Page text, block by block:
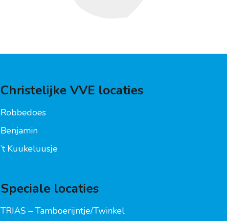
Christelijke VVE locaties
Robbedoes
Benjamin
’t Kuukeluusje
Speciale locaties
TRIAS – Tamboerijntje/Twinkel